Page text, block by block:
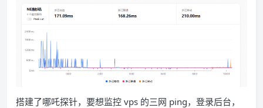
搭建了哪吒探针，要想监控 vps 的三网 ping，登录后台，